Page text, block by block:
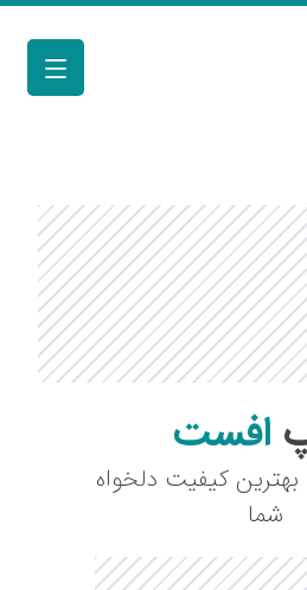
افست
کیفیت دلخواه
شما